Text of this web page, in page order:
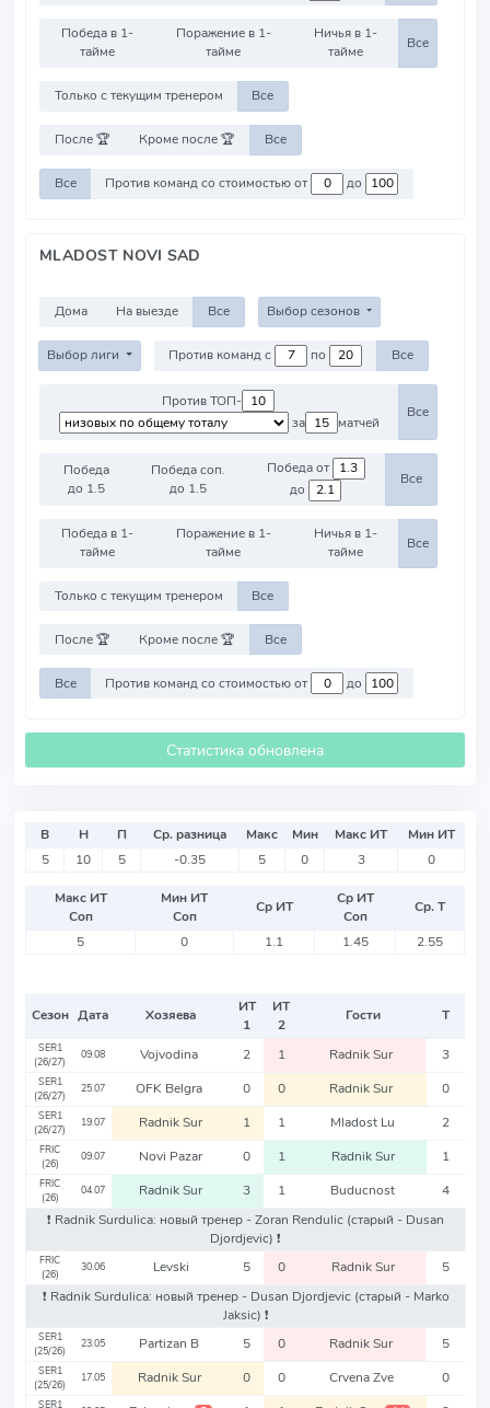
Победа в 1-
тайме
Поражение в 1-
тайме
Ничья в 1-
тайме
Все
Только с текущим тренером Все
После 🏆 Кроме после 🏆 Все
Все Против команд со стоимостью от до
MLADOST NOVI SAD
Дома На выезде Все Выбор сезонов
Выбор лиги Против команд с по Все
Против ТОП-
за
матчей
Все
Победа
до 1.5
Победа соп.
до 1.5
Победа от
до
Все
Победа в 1-
тайме
Поражение в 1-
тайме
Ничья в 1-
тайме
Все
Только с текущим тренером Все
После 🏆 Кроме после 🏆 Все
Все Против команд со стоимостью от до
Статистика обновлена
В Н П Ср. разница Макс Мин Макс ИТ
Мин ИТ
5
10 5 -0.35 5 0 3 0
Макс ИТ
Соп
Мин ИТ
Соп
Ср ИТ
Ср ИТ
Соп
Ср. Т
5
0 1.1 1.45 2.55
Сезон Дата Хозяева
ИТ
1
ИТ
2
Гости Т
SER1
(26/27)
09.08 Vojvodina 2 1 Radnik Sur 3
SER1
(26/27)
25.07 OFK Belgra 0 0 Radnik Sur 0
SER1
(26/27)
19.07 Radnik Sur 1 1 Mladost Lu 2
FRIC
(26)
09.07 Novi Pazar 0 1 Radnik Sur 1
FRIC
(26)
04.07 Radnik Sur 3 1 Buducnost
4
❗️ Radnik Surdulica: новый тренер - Zoran Rendulic (старый - Dusan
Djordjevic) ❗️
FRIC
(26)
30.06 Levski 5 0 Radnik Sur
5
❗️ Radnik Surdulica: новый тренер - Dusan Djordjevic (старый - Marko
Jaksic) ❗️
SER1
(25/26)
23.05 Partizan B 5 0 Radnik Sur 5
SER1
(25/26)
17.05 Radnik Sur 0 0 Crvena Zve 0
SER1